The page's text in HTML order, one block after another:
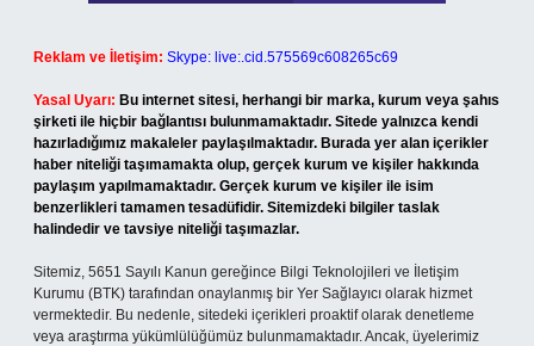
Reklam ve İletişim: Skype: live:.cid.575569c608265c69
Yasal Uyarı: Bu internet sitesi, herhangi bir marka, kurum veya şahıs
şirketi ile hiçbir bağlantısı bulunmamaktadır. Sitede yalnızca kendi
hazırladığımız makaleler paylaşılmaktadır. Burada yer alan içerikler
haber niteliği taşımamakta olup, gerçek kurum ve kişiler hakkında
paylaşım yapılmamaktadır. Gerçek kurum ve kişiler ile isim
benzerlikleri tamamen tesadüfidir. Sitemizdeki bilgiler taslak
halindedir ve tavsiye niteliği taşımazlar.
Sitemiz, 5651 Sayılı Kanun gereğince Bilgi Teknolojileri ve İletişim
Kurumu (BTK) tarafından onaylanmış bir Yer Sağlayıcı olarak hizmet
vermektedir. Bu nedenle, sitedeki içerikleri proaktif olarak denetleme
veya araştırma yükümlülüğümüz bulunmamaktadır. Ancak, üyelerimiz